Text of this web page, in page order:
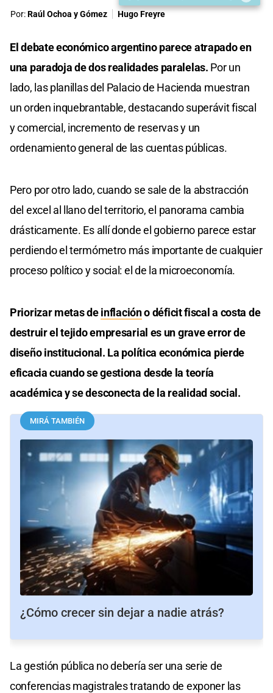
Por:Raúl Ochoa y Gómez Hugo Freyre
El debate económico argentino parece atrapado en
una paradoja de dos realidades paralelas. Por un
lado, las planillas del Palacio de Hacienda muestran
un orden inquebrantable, destacando superávit fiscal
y comercial, incremento de reservas y un
ordenamiento general de las cuentas públicas.
Pero por otro lado, cuando se sale de la abstracción
del excel al llano del territorio, el panorama cambia
drásticamente. Es allí donde el gobierno parece estar
perdiendo el termómetro más importante de cualquier
proceso político y social: el de la microeconomía.
Priorizar metas deinflacióno déficit fiscal a costa de
destruir el tejido empresarial es un grave error de
diseño institucional. La política económica pierde
eficacia cuando se gestiona desde la teoría
académica y se desconecta de la realidad social.
MIRÁ TAMBIÉN
¿Cómo crecer sin dejar a nadie atrás?
La gestión pública no debería ser una serie de
conferencias magistrales tratando de exponer las